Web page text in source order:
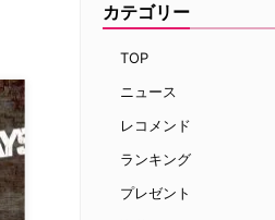
カテゴリー
TOP
ニュース
レコメンド
ランキング
プレゼント